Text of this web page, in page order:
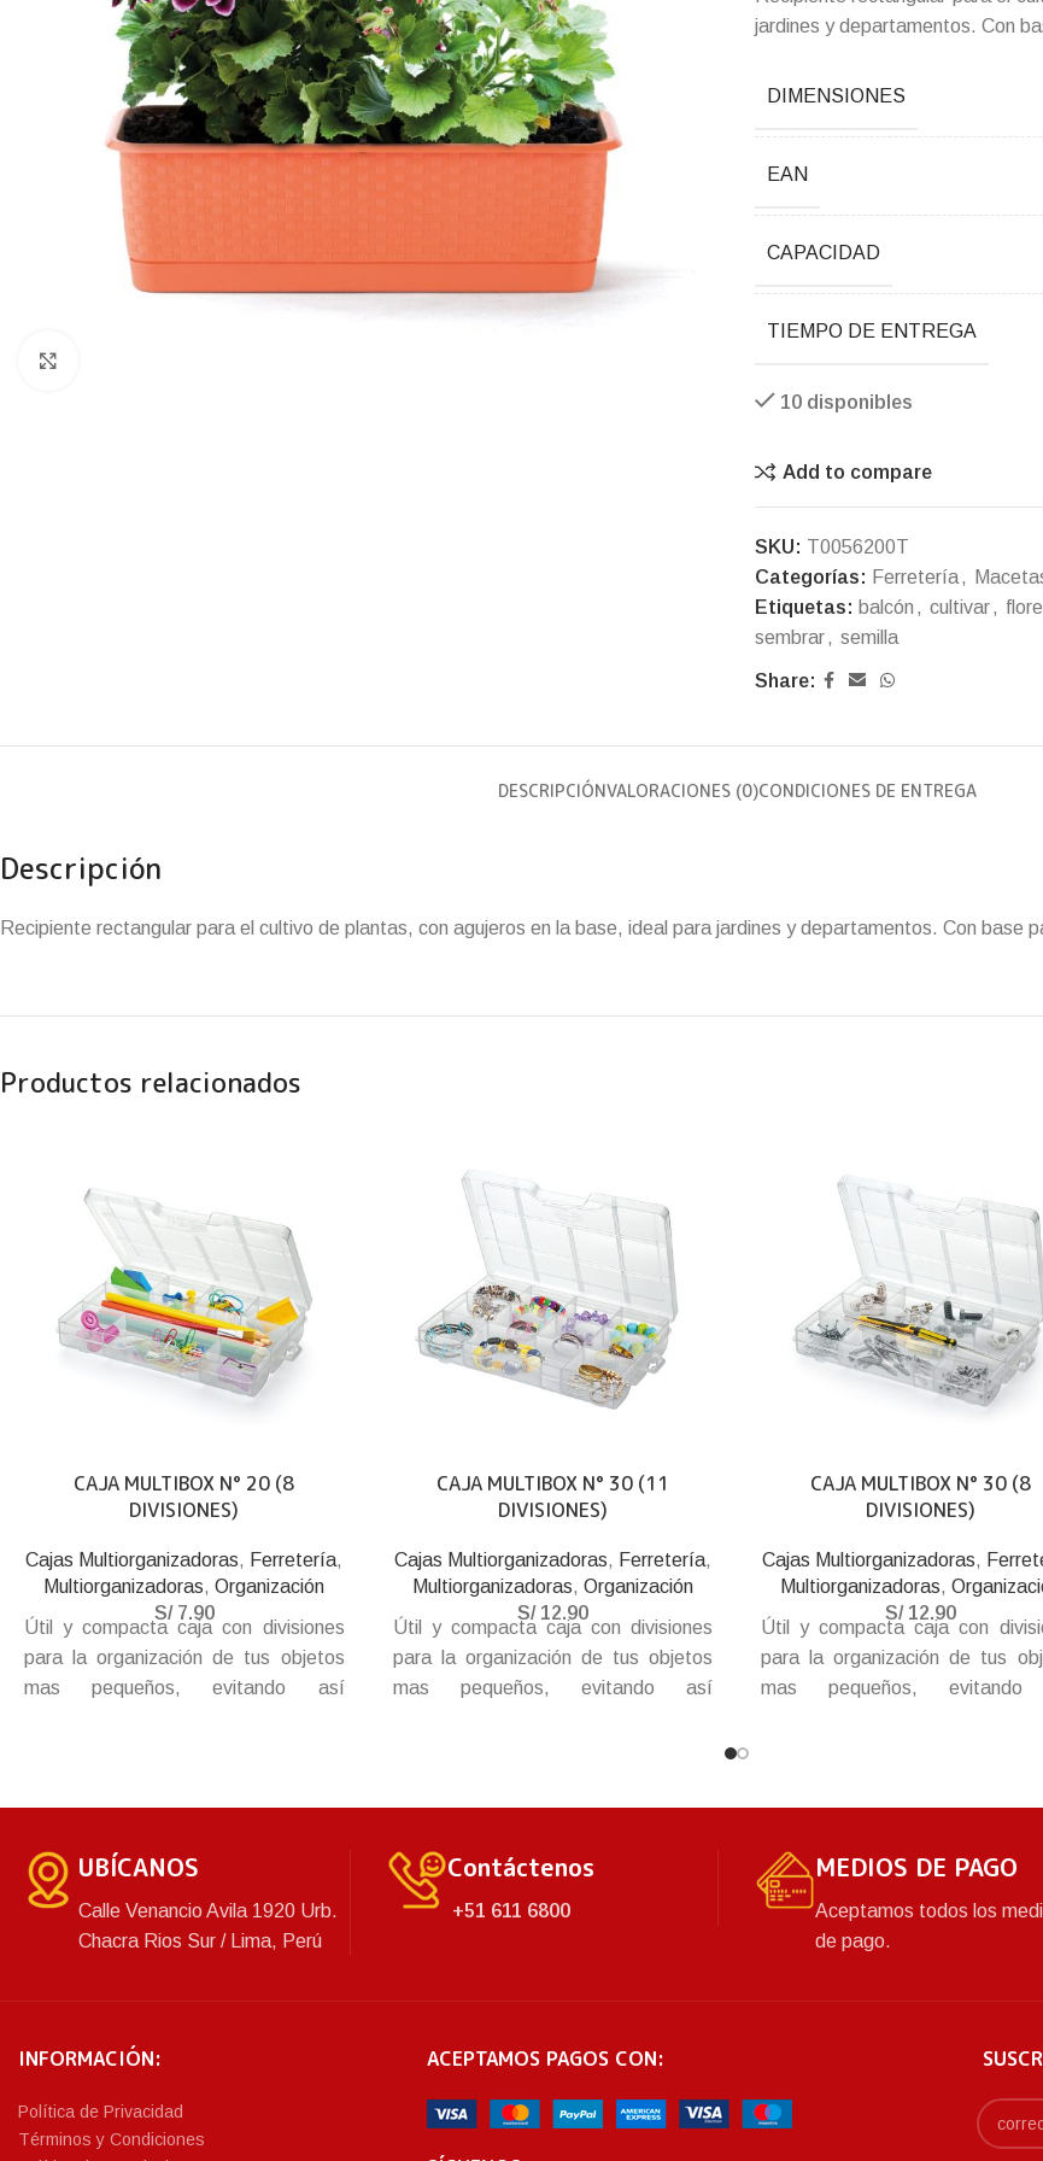
jardines y departamentos. Con
DIMENSIONES
EAN
CAPACIDAD
TIEMPO DE ENTREGA
10 disponibles
Add to compare
SKU: T0056200T
Categorías: Ferretería,
Etiquetas: balcón , cultivar,
sembrar, semilla
Share:
DESCRIPCIÓNVALORACIONES (0)CONDICIONES DE ENTREGA
Descripción
Recipiente rectangular para el cultivo de plantas, con agujeros en la base, ideal para jardines y departamentos. Con base
Productos relacionados
CAJA MULTIBOX N° 20 (8
DIVISIONES)
Cajas Multiorganizadoras, Ferretería,
Multiorganizadoras,Organización
S/7.90
Útil y compacta caja con divisiones
para la organización de tus objetos
mas pequeños, evitando así
seguridad.
CAJA MULTIBOX N° 30 (11
DIVISIONES)
Cajas Multiorganizadoras, Ferretería,
Multiorganizadoras, Organización
S/12.90
Útil y compacta caja con divisiones
para la organización de tus objetos
mas pequeños, evitando así
seguridad.
CAJA MULTIBOX N° 30 (8
DIVISIONES)
Cajas Multiorganizadoras,
Multiorganizadoras,
S/12.90
Útil y compacta caja con
para la organización de tus
mas pequeños,
seguridad.
UBÍCANOS
Calle Venancio Avila 1920 Urb.
Chacra Rios Sur / Lima, Perú
Contáctenos
+51 611 6800
MEDIOS DE PAGO
Aceptamos todos los
de pago.
INFORMACIÓN:
Política de Privacidad
Términos y Condiciones
ACEPTAMOS PAGOS CON: